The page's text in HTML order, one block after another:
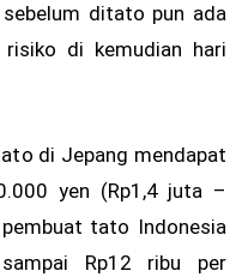
ditato pun ada
risiko di kemudian hari
di Jepang mendapat
yen (Rp1,4 juta –
tato Indonesia
Rp12 ribu per